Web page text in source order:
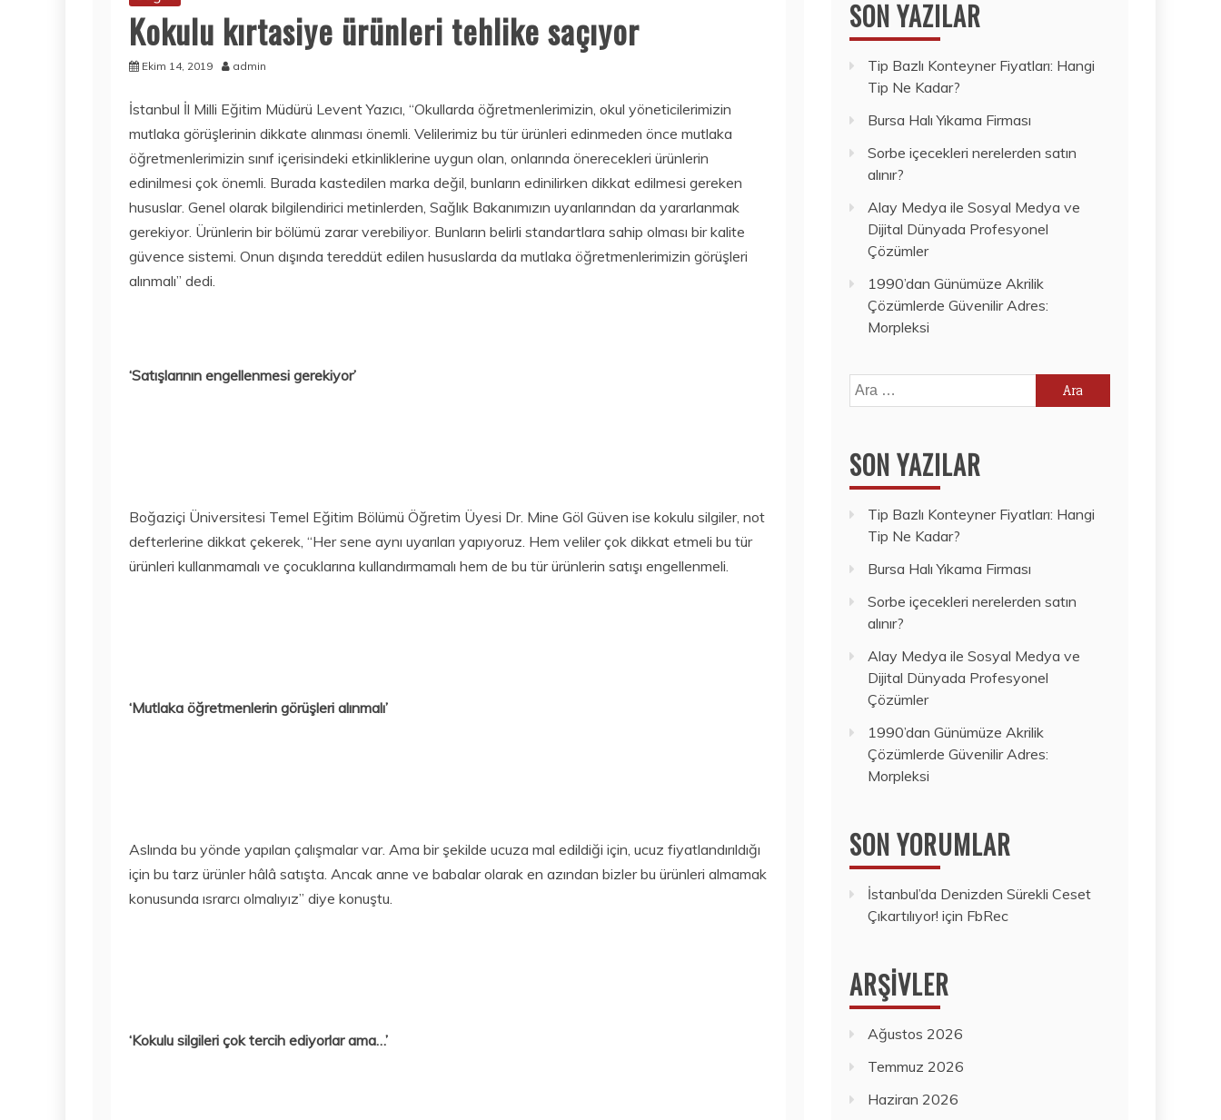
Kokulu kırtasiye ürünleri tehlike saçıyor
Ekim 14, 2019 admin
İstanbul İl Milli Eğitim Müdürü Levent Yazıcı, “Okullarda öğretmenlerimizin, okul yöneticilerimizin
mutlaka görüşlerinin dikkate alınması önemli. Velilerimiz bu tür ürünleri edinmeden önce mutlaka
öğretmenlerimizin sınıf içerisindeki etkinliklerine uygun olan, onlarında önerecekleri ürünlerin
edinilmesi çok önemli. Burada kastedilen marka değil, bunların edinilirken dikkat edilmesi gereken
hususlar. Genel olarak bilgilendirici metinlerden, Sağlık Bakanımızın uyarılarından da yararlanmak
gerekiyor. Ürünlerin bir bölümü zarar verebiliyor. Bunların belirli standartlara sahip olması bir kalite
güvence sistemi. Onun dışında tereddüt edilen hususlarda da mutlaka öğretmenlerimizin görüşleri
alınmalı” dedi.
‘Satışlarının engellenmesi gerekiyor’
Boğaziçi Üniversitesi Temel Eğitim Bölümü Öğretim Üyesi Dr. Mine Göl Güven ise kokulu silgiler, not
defterlerine dikkat çekerek, “Her sene aynı uyarıları yapıyoruz. Hem veliler çok dikkat etmeli bu tür
ürünleri kullanmamalı ve çocuklarına kullandırmamalı hem de bu tür ürünlerin satışı engellenmeli.
‘Mutlaka öğretmenlerin görüşleri alınmalı’
Aslında bu yönde yapılan çalışmalar var. Ama bir şekilde ucuza mal edildiği için, ucuz fiyatlandırıldığı
için bu tarz ürünler hâlâ satışta. Ancak anne ve babalar olarak en azından bizler bu ürünleri almamak
konusunda ısrarcı olmalıyız” diye konuştu.
‘Kokulu silgileri çok tercih ediyorlar ama…’
SON YAZILAR
Tip Bazlı Konteyner Fiyatları: Hangi
Tip Ne Kadar?
Bursa Halı Yıkama Firması
Sorbe içecekleri nerelerden satın
alınır?
Alay Medya ile Sosyal Medya ve
Dijital Dünyada Profesyonel
Çözümler
1990’dan Günümüze Akrilik
Çözümlerde Güvenilir Adres:
Morpleksi
Arama:
SON YAZILAR
Tip Bazlı Konteyner Fiyatları: Hangi
Tip Ne Kadar?
Bursa Halı Yıkama Firması
Sorbe içecekleri nerelerden satın
alınır?
Alay Medya ile Sosyal Medya ve
Dijital Dünyada Profesyonel
Çözümler
1990’dan Günümüze Akrilik
Çözümlerde Güvenilir Adres:
Morpleksi
SON YORUMLAR
İstanbul’da Denizden Sürekli Ceset
Çıkartılıyor! için FbRec
ARŞIVLER
Ağustos 2026
Temmuz 2026
Haziran 2026